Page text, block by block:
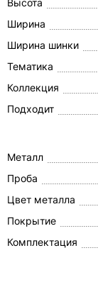
Высота
Ширина
Ширина шинки
Тематика
Коллекция
Подходит
Металл
Проба
Цвет металла
Покрытие
Комплектация